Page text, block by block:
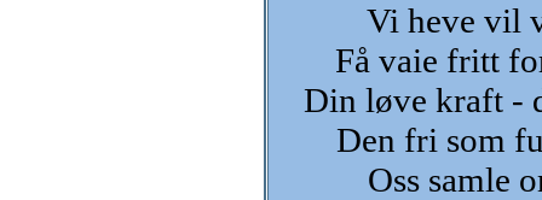
Vi heve vil
Få vaie fritt
Din løve kraft -
Den fri som
Oss samle